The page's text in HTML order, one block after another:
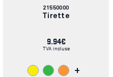
Numéro
d'article:
21550000
Tirette
9.94€
TVA incluse
+